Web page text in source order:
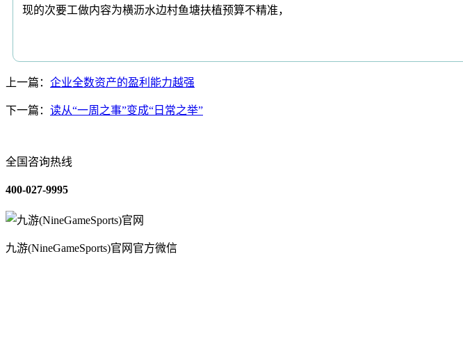
现的次要工做内容为横沥水边村鱼塘扶植预算不精准，
上一篇： 企业全数资产的盈利能力越强
下一篇： 读从“一周之事”变成“日常之举”
全国咨询热线
400-027-9995
九游(NineGameSports)官网官方微信